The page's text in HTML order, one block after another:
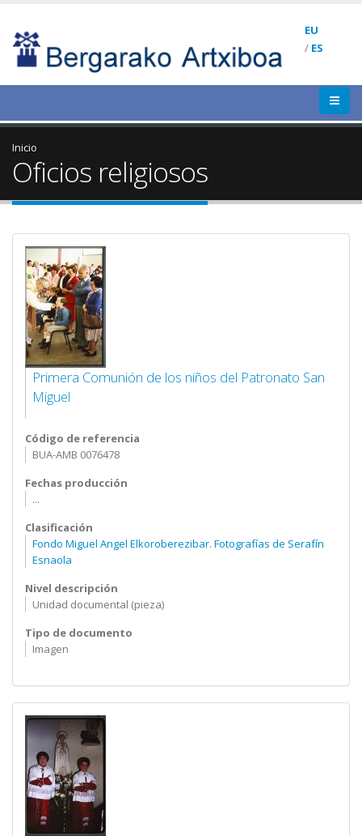
EU
/ ES
Inicio
Oficios religiosos
Primera Comunión de los niños del Patronato San
Miguel
Código de referencia
BUA-AMB 0076478
Fechas producción
...
Clasificación
Fondo Miguel Angel Elkoroberezibar. Fotografías de Serafín
Esnaola
Nivel descripción
Unidad documental (pieza)
Tipo de documento
Imagen